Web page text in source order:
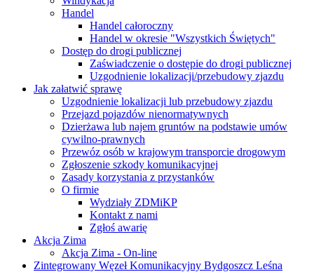
Handel
Handel całoroczny
Handel w okresie "Wszystkich Świętych"
Dostęp do drogi publicznej
Zaświadczenie o dostępie do drogi publicznej
Uzgodnienie lokalizacji/przebudowy zjazdu
Jak załatwić sprawę
Uzgodnienie lokalizacji lub przebudowy zjazdu
Przejazd pojazdów nienormatywnych
Dzierżawa lub najem gruntów na podstawie umów
cywilno-prawnych
Przewóz osób w krajowym transporcie drogowym
Zgłoszenie szkody komunikacyjnej
Zasady korzystania z przystanków
O firmie
Wydziały ZDMiKP
Kontakt z nami
Zgłoś awarię
Akcja Zima
Akcja Zima - On-line
Zintegrowany Węzeł Komunikacyjny Bydgoszcz Leśna